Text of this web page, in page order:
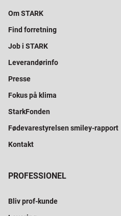
Om STARK
Find forretning
Job i STARK
Leverandørinfo
Presse
Fokus på klima
StarkFonden
Fødevarestyrelsen smiley-rapport
Kontakt
PROFESSIONEL
Bliv prof-kunde